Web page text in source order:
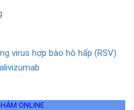
virus hợp bào hô hấp (RSV)
ONLINE